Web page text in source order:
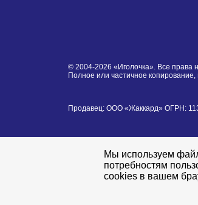
© 2004-2026 «Иголочка». Все права
Полное или частичное
Продавец: ООО «Жаккард» ОГРН:
Мы используем
потребностям
cookies в вашем